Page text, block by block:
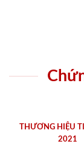
THƯƠNG HIỆU
2021